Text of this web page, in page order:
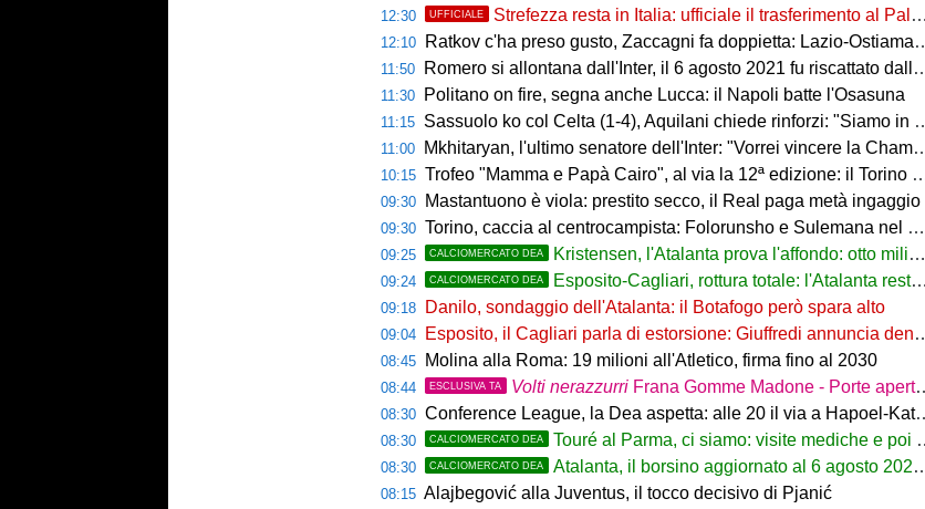
12:30 UFFICIALE Strefezza resta in Italia: ufficiale il trasferimento al Palermo
12:10 Ratkov c'ha preso gusto, Zaccagni fa doppietta: Lazio-Ostiamare 4-0
11:50 Romero si allontana dall'Inter, il 6 agosto 2021 fu riscattato dalla Dea
11:30 Politano on fire, segna anche Lucca: il Napoli batte l'Osasuna
11:15 Sassuolo ko col Celta (1-4), Aquilani chiede rinforzi: "Siamo in difficoltà"
11:00 Mkhitaryan, l'ultimo senatore dell'Inter: "Vorrei vincere la Champions"
10:15 Trofeo "Mamma e Papà Cairo", al via la 12ª edizione: il Torino sogna il poker
09:30 Mastantuono è viola: prestito secco, il Real paga metà ingaggio
09:30 Torino, caccia al centrocampista: Folorunsho e Sulemana nel mirino
09:25 CALCIOMERCATO DEA Kristensen, l'Atalanta prova l'affondo: otto milioni di distanza
09:24 CALCIOMERCATO DEA Esposito-Cagliari, rottura totale: l'Atalanta resta alla finestra
09:18 Danilo, sondaggio dell'Atalanta: il Botafogo però spara alto
09:04 Esposito, il Cagliari parla di estorsione: Giuffredi annuncia denuncia
08:45 Molina alla Roma: 19 milioni all'Atletico, firma fino al 2030
08:44 ESCLUSIVA TA Volti nerazzurri Frana Gomme Madone - Porte aperte alla New Balance Arena: i volti dei tifosi della Dea
08:30 Conference League, la Dea aspetta: alle 20 il via a Hapoel-Katowice
08:30 CALCIOMERCATO DEA Touré al Parma, ci siamo: visite mediche e poi la firma
08:30 CALCIOMERCATO DEA Atalanta, il borsino aggiornato al 6 agosto 2026: mercato in entrata ancora in
08:15 Alajbegović alla Juventus, il tocco decisivo di Pjanić